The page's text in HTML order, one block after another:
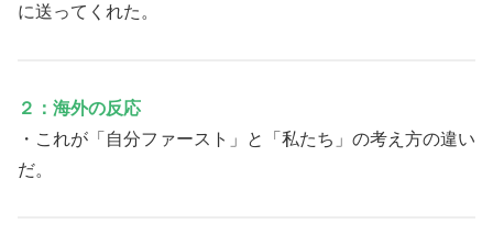
に送ってくれた。
２：海外の反応
・これが「自分ファースト」と「私たち」の考え方の違い
だ。